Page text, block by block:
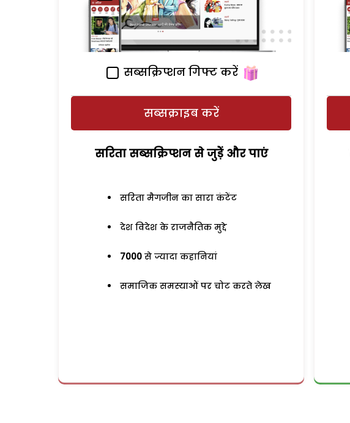
सब्सक्रिप्शन गिफ्ट करें
सब्सक्राइब करें
सरिता सब्सक्रिप्शन से जुड़ेें और पाएं
सरिता मैगजीन का सारा कंटेंट
देश विदेश के राजनैतिक मुद्दे
7000 से ज्यादा कहानियां
समाजिक समस्याओं पर चोट करते लेख